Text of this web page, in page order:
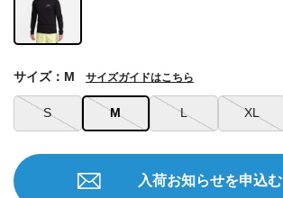
S M L XL
サイズ：M サイズガイドはこちら
入荷お知らせを申込む